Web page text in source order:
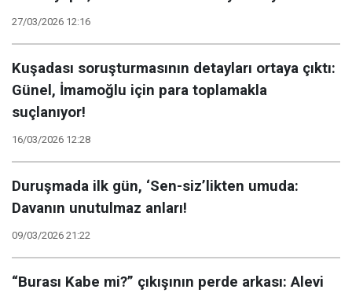
27/03/2026 12:16
Kuşadası soruşturmasının detayları ortaya çıktı:
Günel, İmamoğlu için para toplamakla
suçlanıyor!
16/03/2026 12:28
Duruşmada ilk gün, ‘Sen-siz’likten umuda:
Davanın unutulmaz anları!
09/03/2026 21:22
“Burası Kabe mi?” çıkışının perde arkası: Alevi